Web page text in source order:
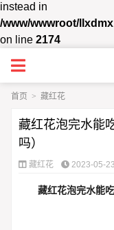
instead in
/www/wwwroot/
on line 2174
首页 > 藏红花
藏红花泡完水能
吗）
藏红花 2023-05-
藏红花泡完水能